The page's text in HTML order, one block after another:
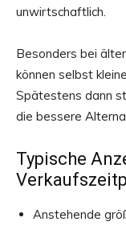
unwirtschaftlich.
Besonders bei
können selbst
Spätestens dann
die bessere
Typische
Anstehende